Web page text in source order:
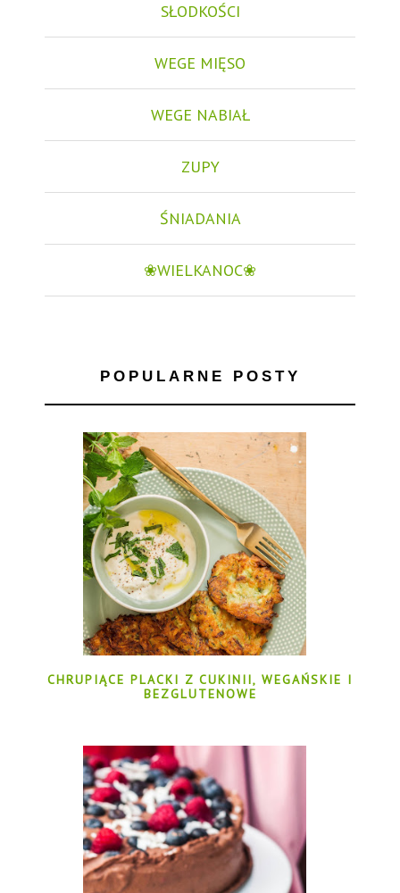
SŁODKOŚCI
WEGE MIĘSO
WEGE NABIAŁ
ZUPY
ŚNIADANIA
❀WIELKANOC❀
POPULARNE POSTY
CHRUPIĄCE PLACKI Z CUKINII, WEGAŃSKIE I
BEZGLUTENOWE